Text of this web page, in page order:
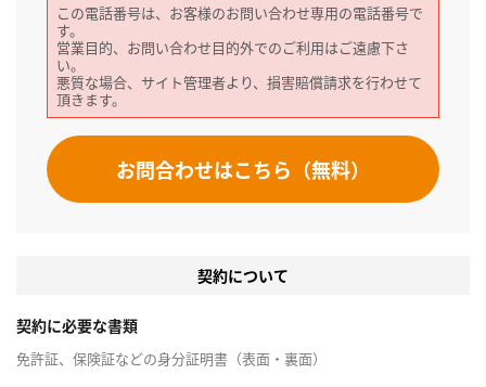
この電話番号は、お客様のお問い合わせ専用の電話番号で
す。
営業目的、お問い合わせ目的外でのご利用はご遠慮下さ
い。
悪質な場合、サイト管理者より、損害賠償請求を行わせて
頂きます。
お問合わせはこちら（無料）
契約について
契約に必要な書類
免許証、保険証などの身分証明書（表面・裏面）